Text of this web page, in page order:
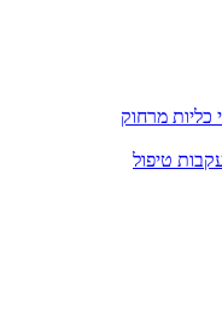
כליות מרחוק
טיפול